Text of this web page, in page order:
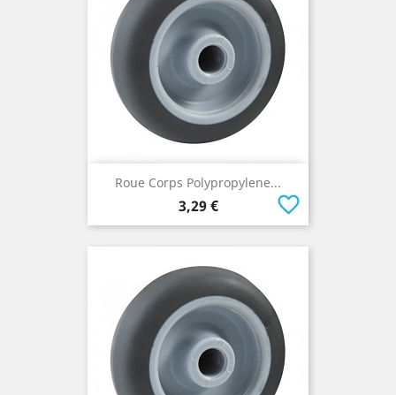
Roue Corps Polypropylene...
Prix
3,29 € favorite_border